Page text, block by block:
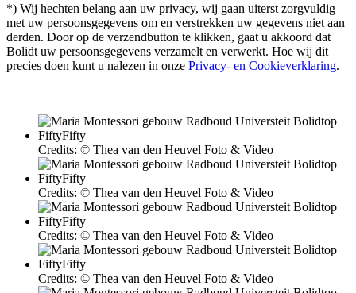
*) Wij hechten belang aan uw privacy, wij gaan uiterst zorgvuldig
met uw persoonsgegevens om en verstrekken uw gegevens niet aan
derden. Door op de verzendbutton te klikken, gaat u akkoord dat
Bolidt uw persoonsgegevens verzamelt en verwerkt. Hoe wij dit
precies doen kunt u nalezen in onze Privacy- en Cookieverklaring.
Credits: © Thea van den Heuvel Foto & Video
Credits: © Thea van den Heuvel Foto & Video
Credits: © Thea van den Heuvel Foto & Video
Credits: © Thea van den Heuvel Foto & Video